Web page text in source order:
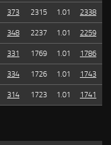
373 2315 1.01 2338
348 2237 1.01 2259
331 1769 1.01 1786
334 1726 1.01 1743
314 1723 1.01 1741